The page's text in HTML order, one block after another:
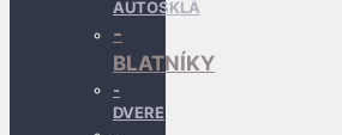
AUTOSKLÁ
BLATNÍKY
DVERE